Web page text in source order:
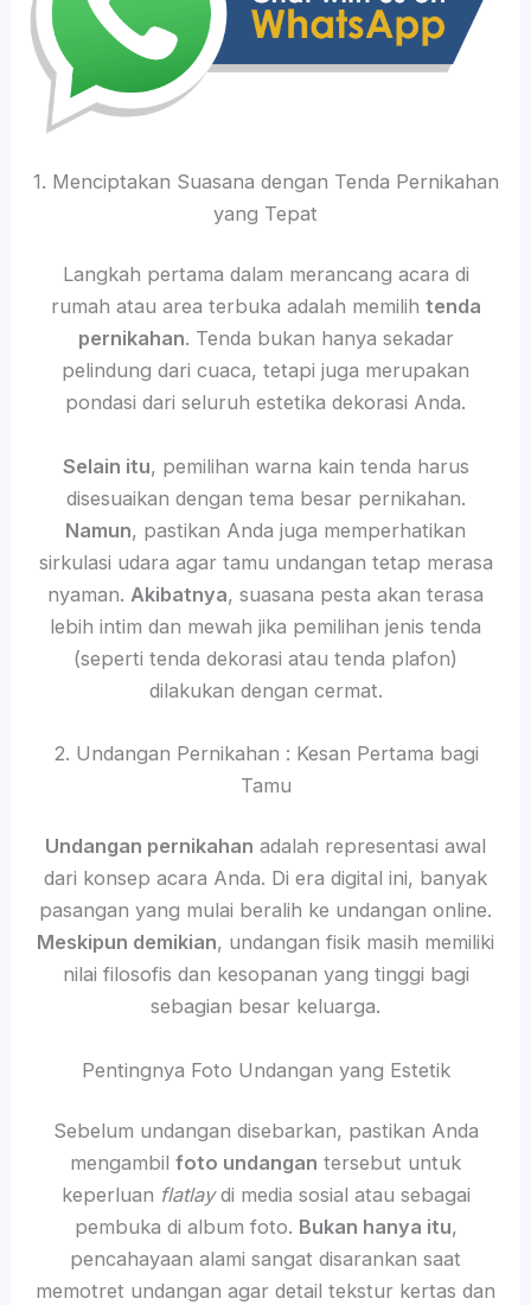
1. Menciptakan Suasana dengan Tenda Pernikahan
yang Tepat
Langkah pertama dalam merancang acara di
rumah atau area terbuka adalah memilih tenda
pernikahan. Tenda bukan hanya sekadar
pelindung dari cuaca, tetapi juga merupakan
pondasi dari seluruh estetika dekorasi Anda.
Selain itu, pemilihan warna kain tenda harus
disesuaikan dengan tema besar pernikahan.
Namun, pastikan Anda juga memperhatikan
sirkulasi udara agar tamu undangan tetap merasa
nyaman. Akibatnya, suasana pesta akan terasa
lebih intim dan mewah jika pemilihan jenis tenda
(seperti tenda dekorasi atau tenda plafon)
dilakukan dengan cermat.
2. Undangan Pernikahan : Kesan Pertama bagi
Tamu
Undangan pernikahan adalah representasi awal
dari konsep acara Anda. Di era digital ini, banyak
pasangan yang mulai beralih ke undangan online.
Meskipun demikian, undangan fisik masih memiliki
nilai filosofis dan kesopanan yang tinggi bagi
sebagian besar keluarga.
Pentingnya Foto Undangan yang Estetik
Sebelum undangan disebarkan, pastikan Anda
mengambil foto undangan tersebut untuk
keperluan flatlaydi media sosial atau sebagai
pembuka di album foto. Bukan hanya itu,
pencahayaan alami sangat disarankan saat
memotret undangan agar detail tekstur kertas dan